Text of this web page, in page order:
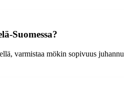
Suomessa?
varmistaa mökin sopivuus